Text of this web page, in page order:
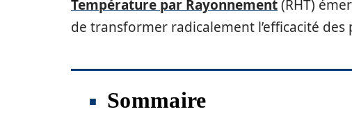
Température par Rayonnement(RHT)
de transformer radicalement l’efficacité
Sommaire